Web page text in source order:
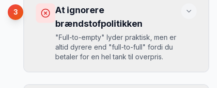
MJ
Mikkels erfaring
“I august 2024 så jeg priserne i
Frederikshavn stige fra 189 kr/dag til
349 kr/dag på bare 2 uger. Book
tidligt!”
Ved selv en mindre skade kan du blive
opkrævet tusindvis af kroner.
Løsning
Book altid med fuld kaskoforsikring uden
3
At ignorere
brændstofpolitikken
"Full-to-empty" lyder praktisk, men er
altid dyrere end "full-to-full" fordi du
betaler for en hel tank til overpris.